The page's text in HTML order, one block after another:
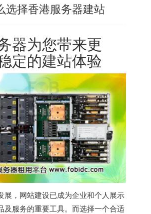
选择香港服务器建站
器为您带来更
定的建站体验
展，网站建设已成为企业和个人展示
及服务的重要工具。而选择一个合适